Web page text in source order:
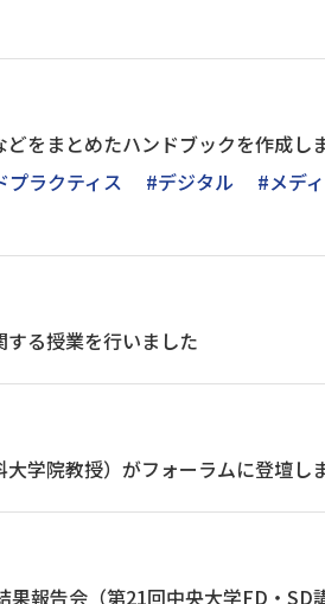
をまとめたハンドブックを作成し
プラクティス #デジタル
#メデ
る授業を行いました
学院教授）がフォーラムに登壇し
報告会（第21回中央大学FD・SD